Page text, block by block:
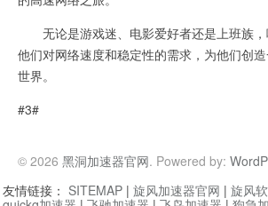
无论是游戏迷、电影爱好者还是上班族，
他们对网络速度和稳定性的需求，为他们创
世界。
#3#
© 2026 黑洞加速器官网. Powered by:
友情链接： SITEMAP | 旋风加速器官网 | 旋风